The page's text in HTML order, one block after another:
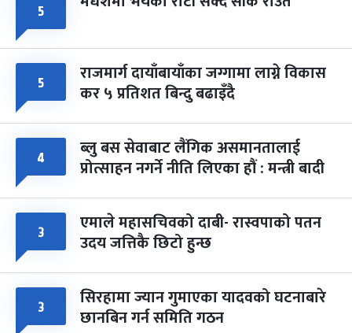
५
५ राजमार्ग दायाँबायाँका जग्गामा लाग्ने विकास
कर ५ प्रतिशत बिन्दु बढाइँदै
४ ब्लु बस सेवाबाट लैंगिक असमानतालाई
प्रोत्साहन नगर्ने नीति लिएका हौं : मन्त्री बादी
३ एमाले महासचिवको दाबी- रास्वपाको पतन
उदय जत्तिकै छिटो हुन्छ
३ सिरहामा ज्यान गुमाएका यादवको घटनाबारे
छानबिन गर्न समिति गठन